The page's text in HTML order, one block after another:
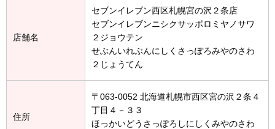
店舗名
セブンイレブン西区札幌宮の沢２条店
セブンイレブンニシクサッポロミヤノサワ
２ジョウテン
せぶんいれぶんにしくさっぽろみやのさわ
２じょうてん
住所
〒063-0052 北海道札幌市西区宮の沢２条４
丁目４－３３
ほっかいどうさっぽろしにしくみやのさわ